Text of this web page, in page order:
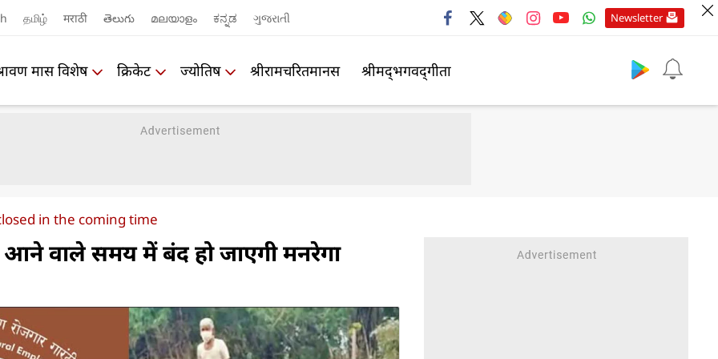
தமிழ் मराठी తెలుగు മലയാളം ಕನ್ನಡ ગુજરાતી Newsletter
मास विशेष क्रिकेट ज्योतिष श्रीरामचरितमानस श्रीमद्‍भगवद्‍गीता
in the coming time
आने वाले समय में बंद हो जाएगी मनरेगा